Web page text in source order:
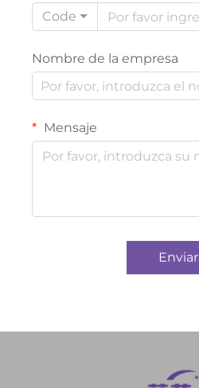
Code
Nombre de la empresa
Mensaje
Enviar